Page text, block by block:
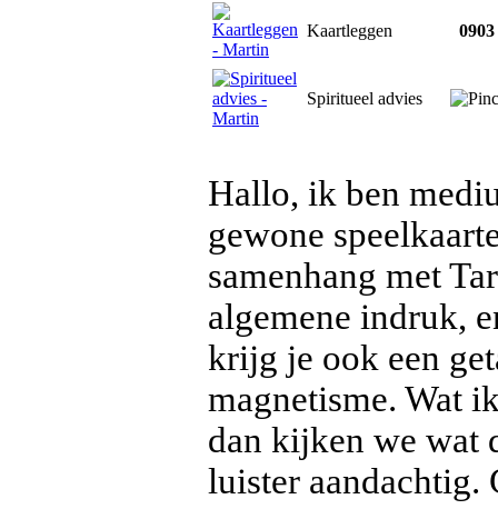
Kaartleggen
Spiritueel advies
Hallo, ik ben
gewone
samenhang met
algemene indruk,
krijg je ook een
magnetisme. Wat
dan kijken we wat
luister aandachtig.